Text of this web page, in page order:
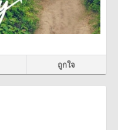
ถูกใจ